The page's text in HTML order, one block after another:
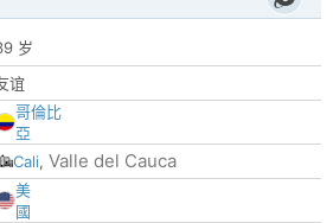
岁
谊
哥倫比
亞
Cali, Valle del Cauca
美
國